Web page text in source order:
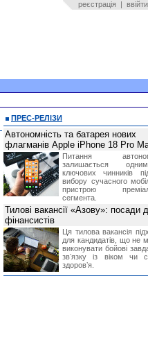
реєстрація | ввійти
ПРЕС-РЕЛІЗИ
Автономність та батарея нових
флагманів Apple iPhone 18 Pro
Питання
залишається
ключових чинників
вибору сучасного
пристрою
сегмента.
Тилові вакансії «Азову»: посади
фінансистів
Ця тилова вакансія
для кандидатів, що не
виконувати бойові
звʼязку із віком чи
здоровʼя.